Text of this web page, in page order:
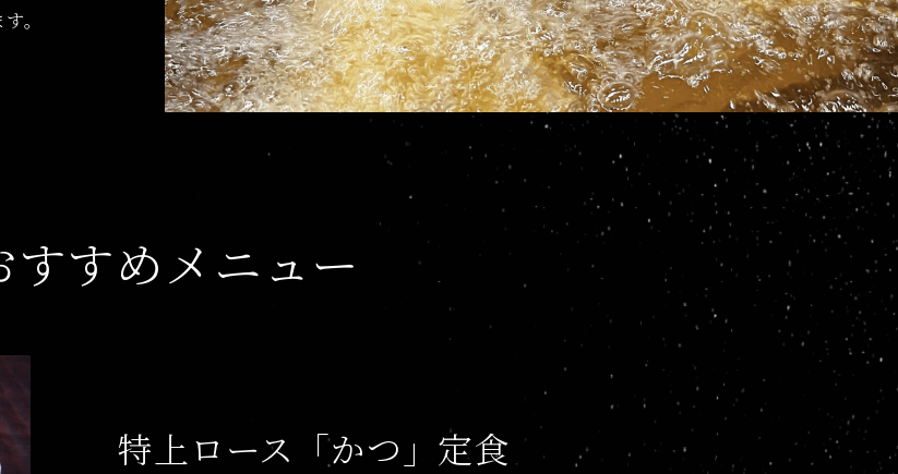
。
すすめメニュー
特上ロース「かつ」定食